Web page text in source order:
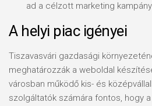
ad a célzott marketing
A helyi piac igényei
Tiszavasvári gazdasági
meghatározzák a weboldal
városban működő kis- és
szolgáltatók számára fontos, hogy